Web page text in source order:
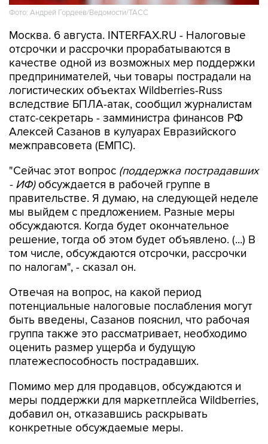
Фото: Андрей Гордеев/Ведомости/ТАСС
Москва. 6 августа. INTERFAX.RU - Налоговые
отсрочки и рассрочки прорабатываются в
качестве одной из возможных мер поддержки
предпринимателей, чьи товары пострадали на
логистических объектах Wildberries-Russ
вследствие БПЛА-атак, сообщил журналистам
статс-секретарь - замминистра финансов РФ
Алексей Сазанов в кулуарах Евразийского
межправсовета (ЕМПС).
"Сейчас этот вопрос (поддержка пострадавших
- ИФ)обсуждается в рабочей группе в
правительстве. Я думаю, на следующей неделе
мы выйдем с предложением. Разные меры
обсуждаются. Когда будет окончательное
решение, тогда об этом будет объявлено. (...) В
том числе, обсуждаются отсрочки, рассрочки
по налогам", - сказал он.
Отвечая на вопрос, на какой период
потенциальные налоговые послабления могут
быть введены, Сазанов пояснил, что рабочая
группа также это рассматривает, необходимо
оценить размер ущерба и будущую
платежеспособность пострадавших.
Помимо мер для продавцов, обсуждаются и
меры поддержки для маркетплейса Wildberries,
добавил он, отказавшись раскрывать
конкретные обсуждаемые меры.